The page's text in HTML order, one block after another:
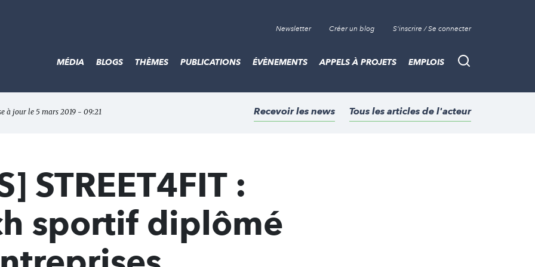
Newsletter Créer un blog S'inscrire / Se connecter
Recherche
MÉDIA BLOGS THÈMES PUBLICATIONS ÉVÈNEMENTS APPELS À PROJETS EMPLOIS
à jour le 5 mars 2019 - 09:21 Recevoir les news Tous les articles de l'acteur
STREET4FIT :
sportif diplômé